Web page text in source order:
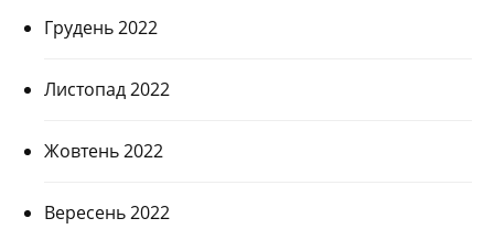
Грудень 2022
Листопад 2022
Жовтень 2022
Вересень 2022